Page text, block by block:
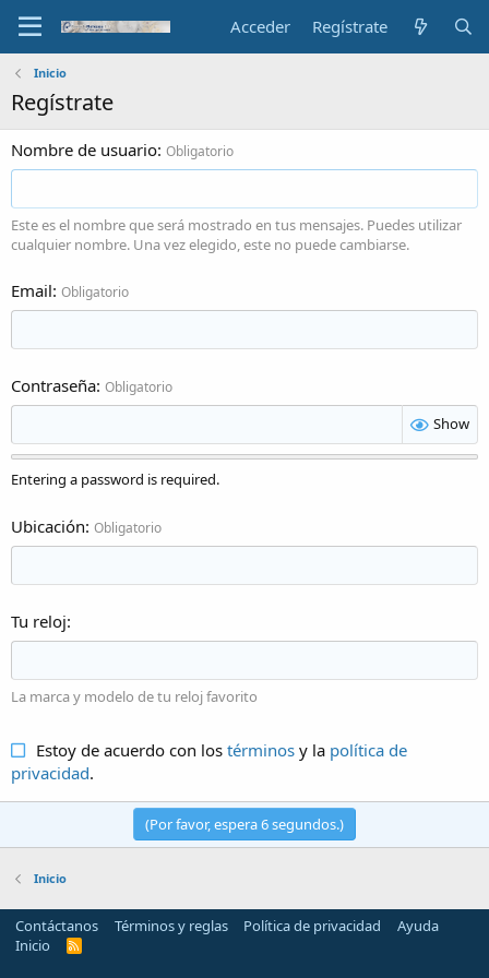
Acceder Regístrate
Inicio
Regístrate
Nombre de usuario Obligatorio
Este es el nombre que será mostrado en tus mensajes. Puedes utilizar
cualquier nombre. Una vez elegido, este no puede cambiarse.
Email Obligatorio
Contraseña Obligatorio
Show
Entering a password is required.
Ubicación Obligatorio
Tu reloj
La marca y modelo de tu reloj favorito
Estoy de acuerdo con los términosy la política de
privacidad.
(Por favor, espera6segundos.)
Inicio
Contáctanos Términos y reglas Política de privacidad
Ayuda
Inicio
R